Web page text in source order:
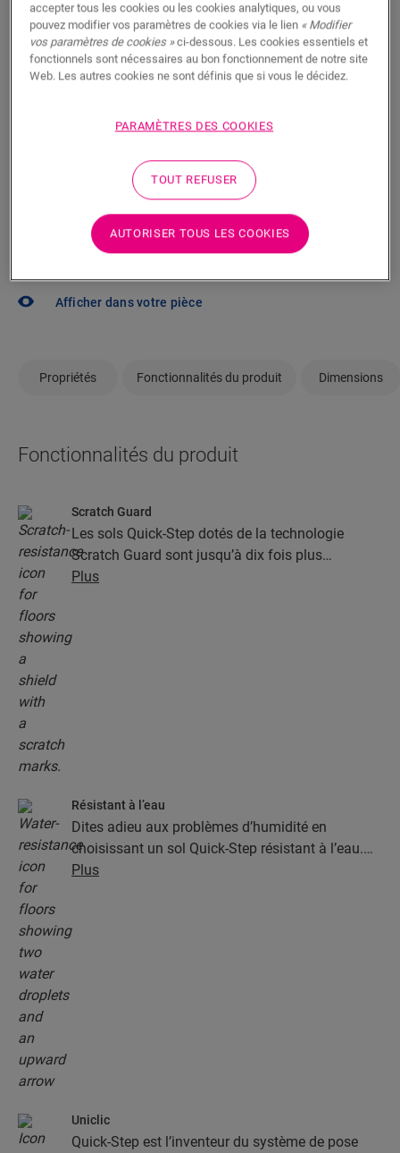
Vous brûlez d’impatience de voir ce sol en vrai ? Vous
vous posez des questions ? Aucun problème ! Il y a
toujours un revendeur à proximité.
RECHERCHER
Pas sûr que ce sol corresponde à votre
Afficher dans votre pièce
Propriétés Fonctionnalités du produit Dimensions
Fonctionnalités du produit
Scratch Guard
Les sols Quick-Step dotés de la technologie
Scratch Guard sont jusqu’à dix fois plus
résistants aux rayures que les autres sols.
Plus
Résistant à l’eau
Dites adieu aux problèmes d’humidité en
choisissant un sol Quick-Step résistant à l’eau.
Ces sols sont non seulement élégants et naturels,
Plus
Uniclic
Quick-Step est l’inventeur du système de pose
accepter tous les cookies ou les cookies analytiques, ou vous
pouvez modifier vos paramètres de cookies via le lien « Modifier
vos paramètres de cookies »ci-dessous. Les cookies essentiels et
fonctionnels sont nécessaires au bon fonctionnement de notre site
Web. Les autres cookies ne sont définis que si vous le décidez.
PARAMÈTRES DES COOKIES
TOUT REFUSER
AUTORISER TOUS LES COOKIES